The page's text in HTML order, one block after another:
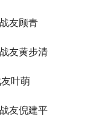
友顾青
友黄步清
叶萌
友倪建平